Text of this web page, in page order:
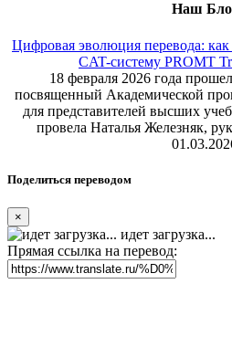
Наш
Цифровая эволюция перевода: как
CAT-систему PROMT
18 февраля 2026 года
посвященный Академической
для представителей высших
провела Наталья Железняк,
Поделиться переводом
×
идет загрузка...
Прямая ссылка на перевод: